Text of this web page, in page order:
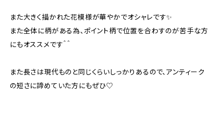
また大きく描かれた花模様が華やかでオシャレです✨
また全体に柄がある為、ポイント柄で位置を合わすのが苦手な方
にもオススメです＾＾
また長さは現代ものと同じくらいしっかりあるので、アンティーク
の短さに諦めていた方にもぜひ♡